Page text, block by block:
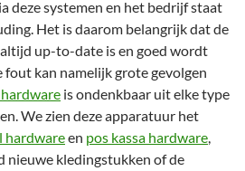
deze systemen en het bedrijf staat
Het is daarom belangrijk dat de
altijd up-to-date is en goed wordt
fout kan namelijk grote gevolgen
is ondenkbaar uit elke type
We zien deze apparatuur het
hardwareen pos kassa hardware,
nieuwe kledingstukken of de